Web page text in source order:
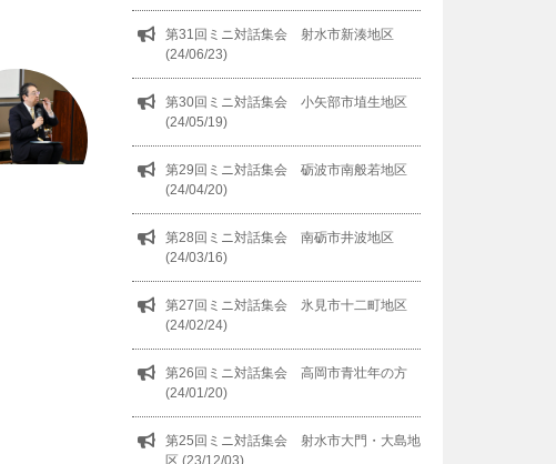
第31回ミニ対話集会 射水市新湊地区
(24/06/23)
第30回ミニ対話集会 小矢部市埴生地区
(24/05/19)
第29回ミニ対話集会 砺波市南般若地区
(24/04/20)
第28回ミニ対話集会 南砺市井波地区
(24/03/16)
第27回ミニ対話集会 氷見市十二町地区
(24/02/24)
第26回ミニ対話集会 高岡市青壮年の方
(24/01/20)
第25回ミニ対話集会 射水市大門・大島地
区 (23/12/03)